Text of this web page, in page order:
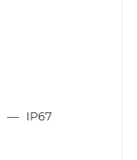
— IP67